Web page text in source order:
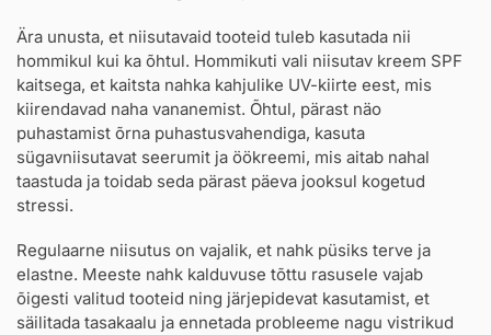
Ära unusta, et niisutavaid tooteid tuleb kasutada nii
hommikul kui ka õhtul. Hommikuti vali niisutav kreem SPF
kaitsega, et kaitsta nahka kahjulike UV-kiirte eest, mis
kiirendavad naha vananemist. Õhtul, pärast näo
puhastamist õrna puhastusvahendiga, kasuta
sügavniisutavat seerumit ja öökreemi, mis aitab nahal
taastuda ja toidab seda pärast päeva jooksul kogetud
stressi.
Regulaarne niisutus on vajalik, et nahk püsiks terve ja
elastne. Meeste nahk kalduvuse tõttu rasusele vajab
õigesti valitud tooteid ning järjepidevat kasutamist, et
säilitada tasakaalu ja ennetada probleeme nagu vistrikud